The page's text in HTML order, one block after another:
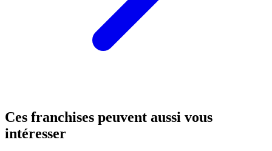
Ces franchises peuvent aussi vous
intéresser